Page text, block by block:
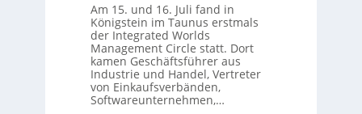
m
e
s
s
e
Am 15. und 16. Juli fand in
Königstein im Taunus erstmals
der Integrated Worlds
Management Circle statt. Dort
kamen Geschäftsführer aus
Industrie und Handel, Vertreter
von Einkaufsverbänden,
Softwareunternehmen,…